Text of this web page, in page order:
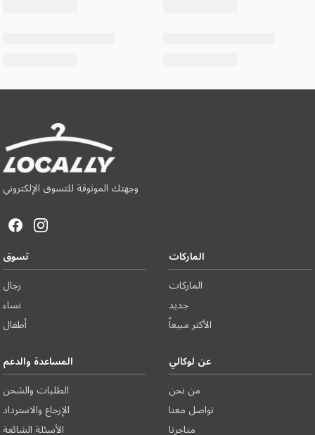
وجهتك الموثوقة للتسوق الإلكتروني
تسوق
رجال
نساء
أطفال
الماركات
الماركات
جديد
الأكثر مبيعاً
المساعدة والدعم
الطلبات والشحن
الإرجاع والاسترداد
الأسئلة الشائعة
عن لوكالي
من نحن
تواصل معنا
متاجرنا